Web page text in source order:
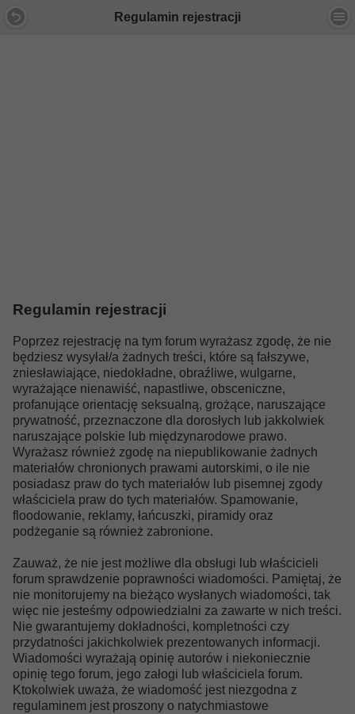
Regulamin rejestracji
Regulamin rejestracji
Poprzez rejestrację na tym forum wyrażasz zgodę, że nie
będziesz wysyłał/a żadnych treści, które są fałszywe,
zniesławiające, niedokładne, obraźliwe, wulgarne,
wyrażające nienawiść, napastliwe, obsceniczne,
profanujące orientację seksualną, grożące, naruszające
prywatność, przeznaczone dla dorosłych lub jakkolwiek
naruszające polskie lub międzynarodowe prawo.
Wyrażasz również zgodę na niepublikowanie żadnych
materiałów chronionych prawami autorskimi, o ile nie
posiadasz praw do tych materiałów lub pisemnej zgody
właściciela praw do tych materiałów. Spamowanie,
floodowanie, reklamy, łańcuszki, piramidy oraz
podżeganie są również zabronione.
Zauważ, że nie jest możliwe dla obsługi lub właścicieli
forum sprawdzenie poprawności wiadomości. Pamiętaj, że
nie monitorujemy na bieżąco wysłanych wiadomości, tak
więc nie jesteśmy odpowiedzialni za zawarte w nich treści.
Nie gwarantujemy dokładności, kompletności czy
przydatności jakichkolwiek prezentowanych informacji.
Wiadomości wyrażają opinię autorów i niekoniecznie
opinię tego forum, jego załogi lub właściciela forum.
Ktokolwiek uważa, że wiadomość jest niezgodna z
regulaminem jest proszony o natychmiastowe